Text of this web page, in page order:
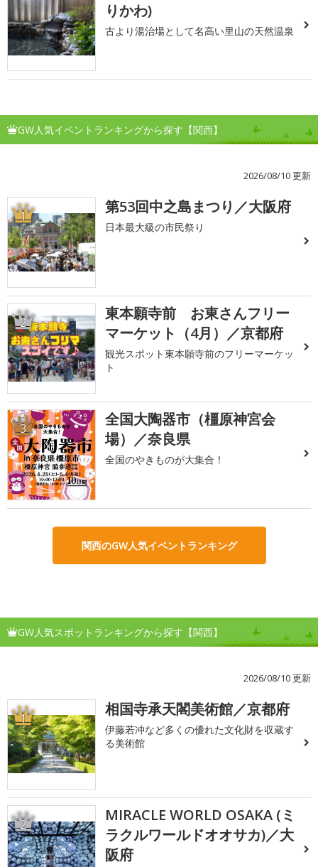
りかわ)
古より湯治場として名高い里山の天然温泉
GW人気イベントランキングから探す【関西】
2026/08/10 更新
1 第53回中之島まつり／大阪府
日本最大級の市民祭り
2
東本願寺前 お東さんフリー
マーケット（4月）／京都府
観光スポット東本願寺前のフリーマーケッ
ト
3
全国大陶器市（橿原神宮会
場）／奈良県
全国のやきものが大集合！
関西のGW人気イベントランキング
GW人気スポットランキングから探す【関西】
2026/08/10 更新
1 相国寺承天閣美術館／京都府
伊藤若冲など多くの優れた文化財を収蔵す
る美術館
2
MIRACLE WORLD OSAKA (ミ
ラクルワールドオオサカ)／大
阪府